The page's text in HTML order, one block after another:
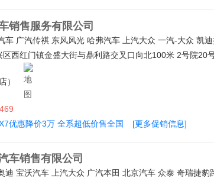
销售服务有限公司
汽车 上汽大众 一汽-大众 凯迪拉克(国产) 广汽三菱 长安乘用车 东风风行 东风风神 上汽荣威 吉利汽车 别克 广汽菲克 北汽绅宝 长安福特 汉腾汽车 华晨宝马 雪佛兰 众泰 东风日产 广汽丰田 东风本田 保时捷 奇瑞捷豹路虎 宝沃汽车 北京奔驰 一汽丰田 一汽奥迪 日产(进口) 宝骏汽车 一汽奔腾 领克 比亚迪 北汽银翔 陆风 长安马
区西红门镇金盛大街与鼎利路交叉口向北100米 2号院20
）
优惠降价3万 全系超低价售全国
[更多促销信息]
车销售有限公司
捷豹路虎 别克 长安乘用车 东风日产 广汽传祺 长安福特 凯迪拉克(国产) 华晨宝马 北京奔驰 广汽菲克 上汽荣威 东风英菲尼迪 东风启辰 雪佛兰 道奇(进口) 斯柯达 一汽-大众 长安马自达 东风标致 东风本田 江淮汽车 哈弗汽车 一汽丰田 福特(进口) 北汽银翔 东南汽车 陆风 观致 广汽丰田 东风雷诺 奇瑞捷豹路虎 一汽马自达 东风悦达起亚 广汽三菱 大众(进口) 广汽讴歌 北京现代 雷克萨斯 吉利汽车 林肯 长安PSA 汉腾汽车 江铃汽车 华晨中华 东风裕隆 沃尔沃亚太 上汽大通 东风风光 一汽海马 奇瑞汽车 一汽奔腾 北汽绅宝 MINI 北汽威旺 斯巴鲁 MG 东风雪铁龙 江铃福特 比